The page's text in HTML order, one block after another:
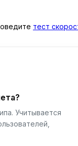
тест
Учитывается